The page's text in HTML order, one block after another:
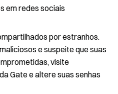
em redes sociais
por estranhos.
e suspeite que suas
visite
Gate e altere suas senhas